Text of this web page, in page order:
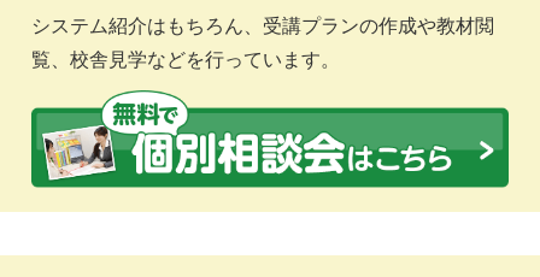
システム紹介はもちろん、受講プランの作成や教材閲
覧、校舎見学などを行っています。